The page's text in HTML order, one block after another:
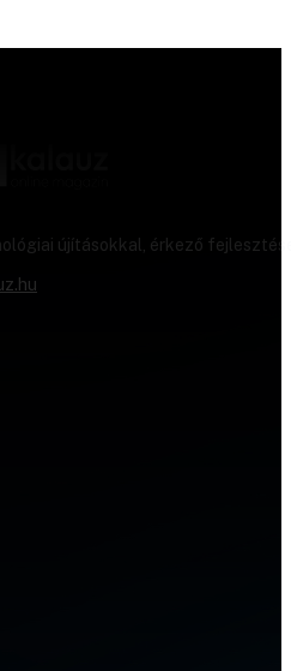
újításokkal, érkező